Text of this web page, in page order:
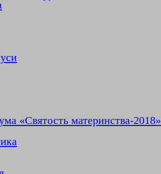
«Святость материнства-2018»